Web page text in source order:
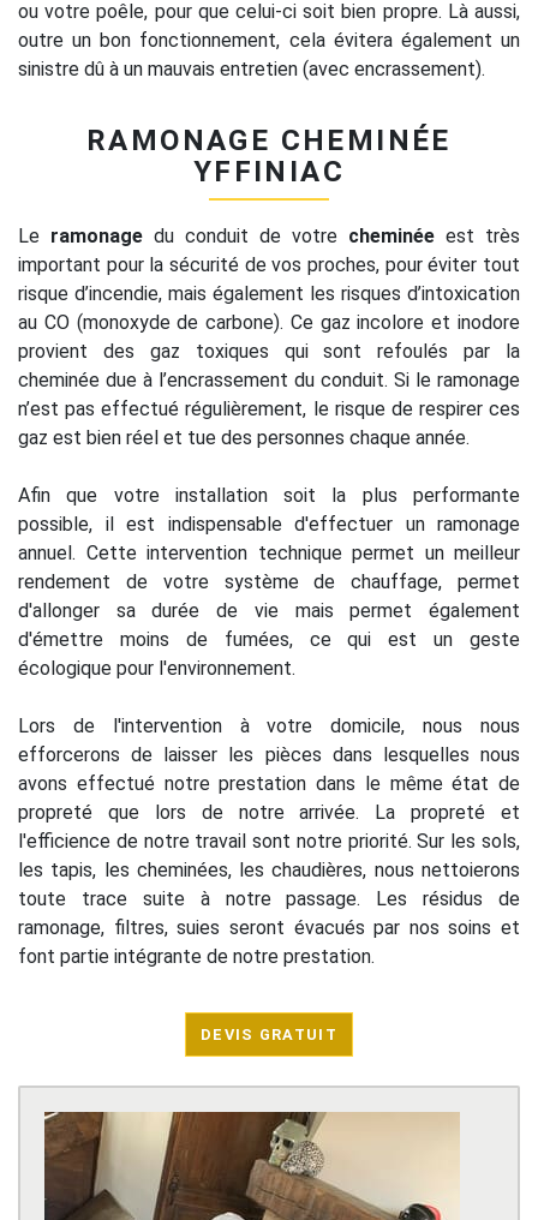
ou votre poêle, pour que celui-ci soit bien propre. Là aussi,
outre un bon fonctionnement, cela évitera également un
sinistre dû à un mauvais entretien (avec encrassement).
RAMONAGE CHEMINÉE
YFFINIAC
Le ramonage du conduit de votre cheminée est très
important pour la sécurité de vos proches, pour éviter tout
risque d’incendie, mais également les risques d’intoxication
au CO (monoxyde de carbone). Ce gaz incolore et inodore
provient des gaz toxiques qui sont refoulés par la
cheminée due à l’encrassement du conduit. Si le ramonage
n’est pas effectué régulièrement, le risque de respirer ces
gaz est bien réel et tue des personnes chaque année.
Afin que votre installation soit la plus performante
possible, il est indispensable d'effectuer un ramonage
annuel. Cette intervention technique permet un meilleur
rendement de votre système de chauffage, permet
d'allonger sa durée de vie mais permet également
d'émettre moins de fumées, ce qui est un geste
écologique pour l'environnement.
Lors de l'intervention à votre domicile, nous nous
efforcerons de laisser les pièces dans lesquelles nous
avons effectué notre prestation dans le même état de
propreté que lors de notre arrivée. La propreté et
l'efficience de notre travail sont notre priorité. Sur les sols,
les tapis, les cheminées, les chaudières, nous nettoierons
toute trace suite à notre passage. Les résidus de
ramonage, filtres, suies seront évacués par nos soins et
font partie intégrante de notre prestation.
DEVIS GRATUIT